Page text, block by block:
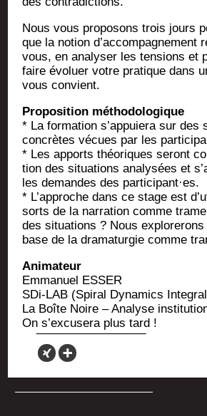
Nous vous pro­po­sons trois jours
que la notion d’accompagnement
vous, en ana­ly­ser les ten­sions et
faire évo­luer votre pra­tique dans
vous convient.
Pro­po­si­tion méthodologique
* La for­ma­tion s’appuiera sur des
concrètes vécues par les
* Les apports théo­riques seront
tion des situa­tions ana­ly­sées et
les demandes des participant·es.
* L’approche dans ce stage est
sorts de la nar­ra­tion comme
des situa­tions ? Nous
base de la dra­ma­tur­gie comme
Ani­ma­teur
Emma­nuel ESSER
SDi-LAB (Spi­ral Dyna­mics
La Boîte Noire – Ana­lyse
On s’excusera plus tard !